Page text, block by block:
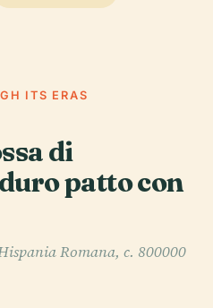
ITS ERAS
di
patto con
Romana, c. 800000